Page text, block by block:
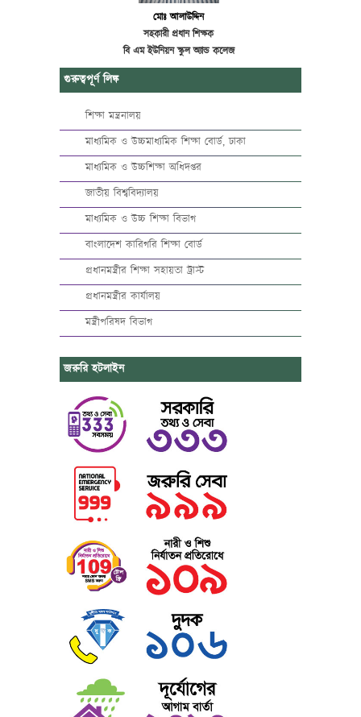
মোঃ আলাউদ্দিন
সহকারী প্রধান শিক্ষক
বি এম ইউনিয়ন স্কুল অ্যান্ড কলেজ
গুরুত্বপূর্ণ লিঙ্ক
শিক্ষা মন্ত্রনালয়
মাধ্যমিক ও উচ্চমাধ্যমিক শিক্ষা বোর্ড, ঢাকা
মাধ্যমিক ও উচ্চশিক্ষা অধিদপ্তর
জাতীয় বিশ্ববিদ্যালয়
মাধ্যমিক ও উচ্চ শিক্ষা বিভাগ
বাংলাদেশ কারিগরি শিক্ষা বোর্ড
প্রধানমন্ত্রীর শিক্ষা সহায়তা ট্রাস্ট
প্রধানমন্ত্রীর কার্যালয়
মন্ত্রীপরিষদ বিভাগ
জরুরি হটলাইন